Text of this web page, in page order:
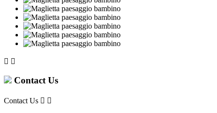
 
Contact Us
Contact Us  